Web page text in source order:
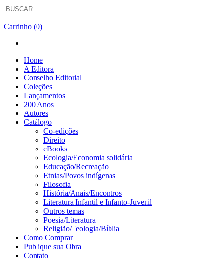
Carrinho (0)
Home
A Editora
Conselho Editorial
Coleções
Lançamentos
200 Anos
Autores
Catálogo
Co-edições
Direito
eBooks
Ecologia/Economia solidária
Educação/Recreação
Etnias/Povos indígenas
Filosofia
História/Anais/Encontros
Literatura Infantil e Infanto-Juvenil
Outros temas
Poesia/Literatura
Religião/Teologia/Bíblia
Como Comprar
Publique sua Obra
Contato